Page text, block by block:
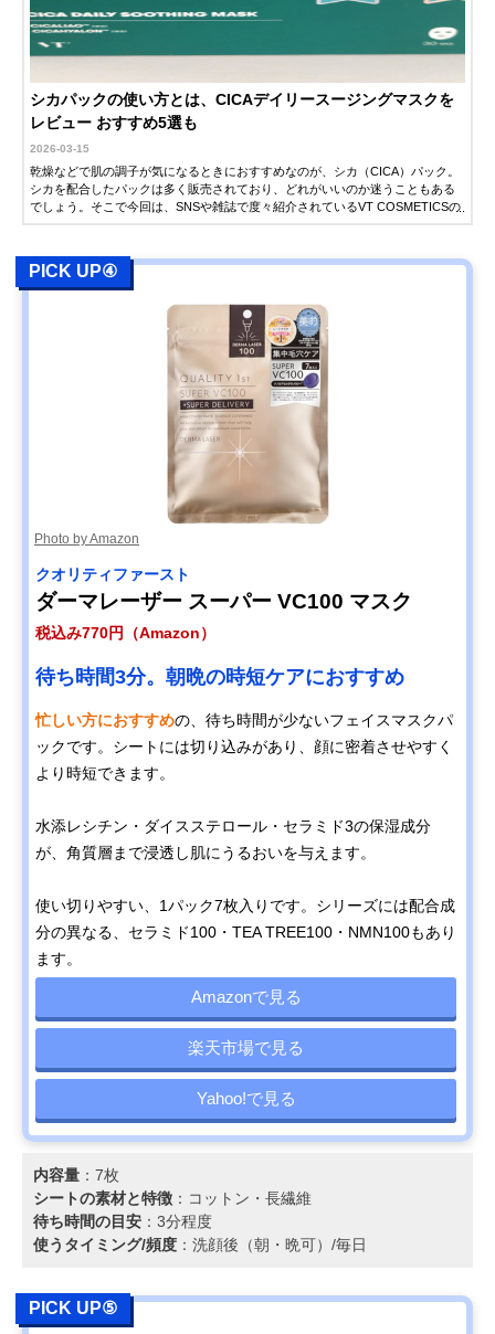
シカパックの使い方とは、CICAデイリースージングマスクを
レビュー おすすめ5選も
2026-03-15
乾燥などで肌の調子が気になるときにおすすめなのが、シカ（CICA）パック。
シカを配合したパックは多く販売されており、どれがいいのか迷うこともある
でしょう。そこで今回は、SNSや雑誌で度々紹介されているVT COSMETICSの
方はぜひ参考にしてください。
PICK UP④
Photo by Amazon
クオリティファースト
ダーマレーザー スーパー VC100 マスク
税込み770円（Amazon）
待ち時間3分。朝晩の時短ケアにおすすめ
忙しい方におすすめの、待ち時間が少ないフェイスマスクパ
ックです。シートには切り込みがあり、顔に密着させやすく
より時短できます。
水添レシチン・ダイスステロール・セラミド3の保湿成分
が、角質層まで浸透し肌にうるおいを与えます。
使い切りやすい、1パック7枚入りです。シリーズには配合成
分の異なる、セラミド100・TEA TREE100・NMN100もあり
ます。
Amazonで見る
楽天市場で見る
Yahoo!で見る
内容量 ：7枚
シートの素材と特徴 ：コットン・長繊維
待ち時間の目安 ：3分程度
使うタイミング/頻度 ：洗顔後（朝・晩可）/毎日
PICK UP⑤